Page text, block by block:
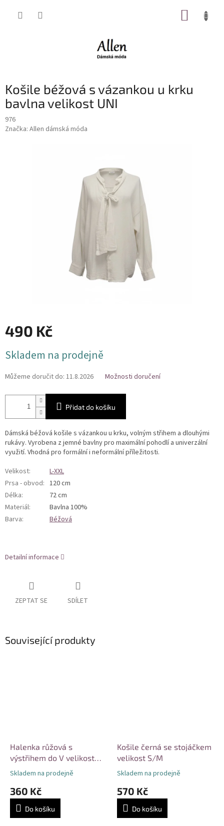
Košile béžová s vázankou u krku
bavlna velikost UNI
976
Značka: Allen dámská móda
490 Kč
cena:
Skladem na prodejně
Můžeme doručit do: 11.8.2026 Možnosti doručení
Přidat do košíku
Dámská béžová košile s vázankou u krku, volným střihem a dlouhými
rukávy. Vyrobena z jemné bavlny pro maximální pohodlí a univerzální
využití. Vhodná pro formální i neformální příležitosti.
Velikost:
L-XXL
Prsa - obvod: 120 cm
Délka:
72 cm
Materiál:
Bavlna 100%
Barva: Béžová
Detailní informace
ZEPTAT SE SDÍLET
Související produkty
Halenka růžová s
výstřihem do V velikost
M/L
Skladem na prodejně
360 Kč
Do košíku
Košile černá se stojáčkem
velikost S/M
Skladem na prodejně
570 Kč
Do košíku